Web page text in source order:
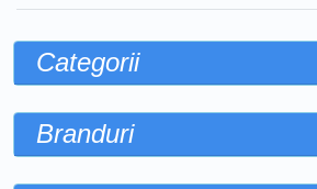
Categorii
Branduri